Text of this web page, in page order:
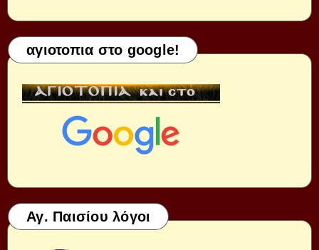
αγιοτοπια στο google!
Αγ. Παισίου λόγοι